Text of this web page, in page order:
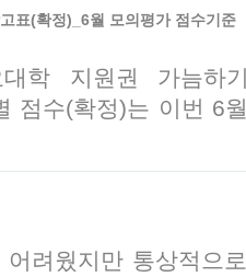
표(확정)_6월 모의평가 점수기준
학 지원권 가늠하기
점수(확정)는 이번 6
려웠지만 통상적으